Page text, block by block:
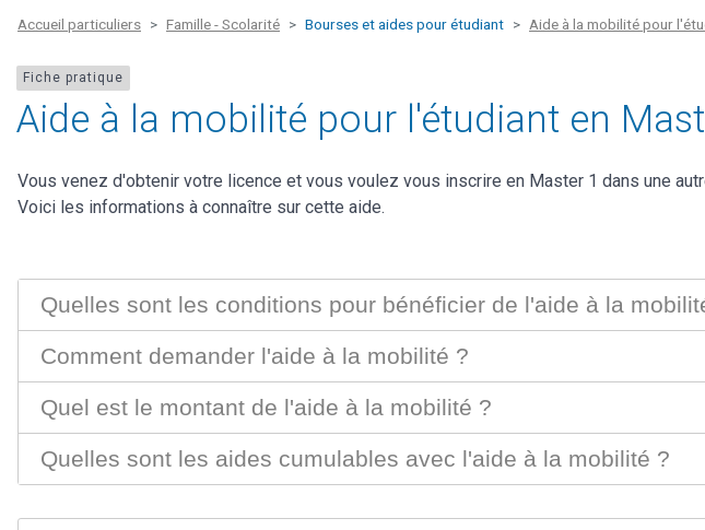
Accueil particuliers Famille - Scolarité Bourses et aides pour étudiant Aide à la mobilité pour
Fiche pratique
Aide à la mobilité pour l'étudiant en
Vous venez d'obtenir votre licence et vous voulez vous inscrire en Master 1 dans une
Voici les informations à connaître sur cette aide.
Quelles sont les conditions pour bénéficier de l'aide à la
Comment demander l'aide à la mobilité ?
Quel est le montant de l'aide à la mobilité ?
Quelles sont les aides cumulables avec l'aide à la mobilité ?